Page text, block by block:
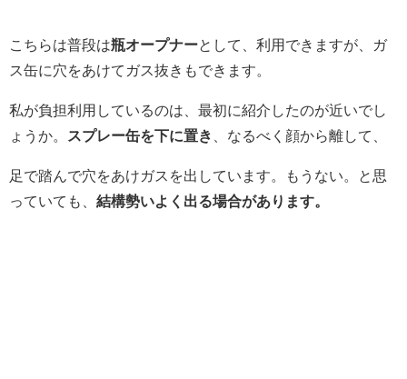
こちらは普段は瓶オープナーとして、利用できますが、ガ
ス缶に穴をあけてガス抜きもできます。
私が負担利用しているのは、最初に紹介したのが近いでし
ょうか。
スプレー缶を下に置き 、なるべく顔から離して、
足で踏んで穴をあけガスを出しています。もうない。と思
っていても、 結構勢いよく出る場合があります。